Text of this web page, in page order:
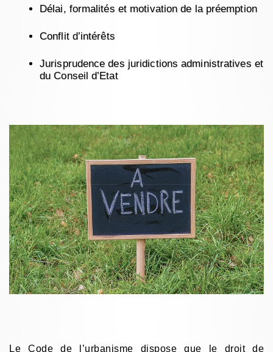
Délai, formalités et motivation de la préemption
Conflit d’intérêts
Jurisprudence des juridictions administratives et
du Conseil d’Etat
Le Code de l’urbanisme dispose que le droit de